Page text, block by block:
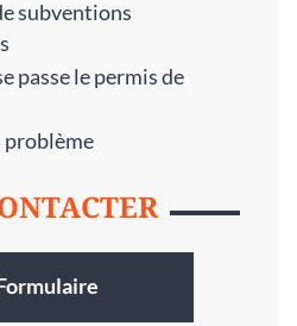
subventions
passe le permis de
problème